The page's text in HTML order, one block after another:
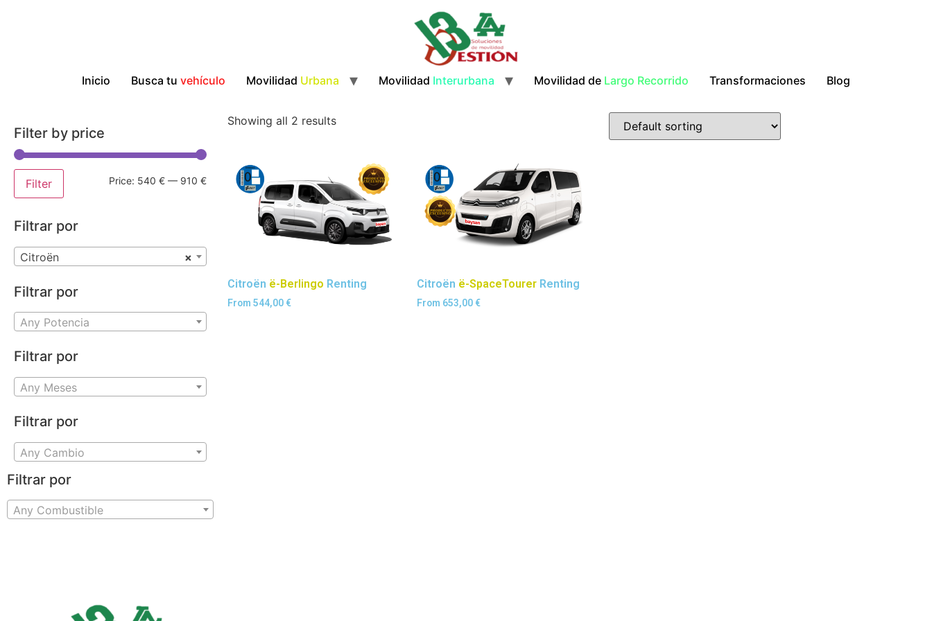
Inicio Busca tu vehículo Movilidad Urbana Movilidad Interurbana Movilidad de Largo Recorrido Transformaciones Blog
Filter by price
Filter Price: 540 €— 910 €
Filtrar por
×
Citroën
Filtrar por
Any Potencia
Filtrar por
Any Meses
Filtrar por
Any Cambio
Filtrar por
Any Combustible
Showing all 2 results
Citroën ë-Berlingo Renting
From 544,00 €
Citroën ë-SpaceTourer Renting
From 653,00 €